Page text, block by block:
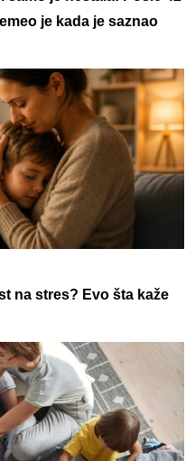
je kada je saznao
na stres? Evo šta kaže